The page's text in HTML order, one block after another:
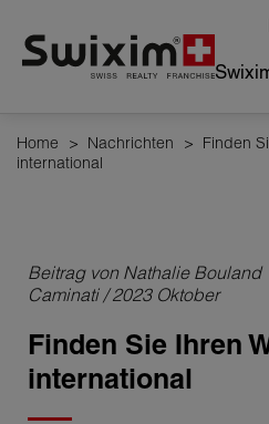
Home > Nachrichten > Finden
international
Beitrag von Nathalie Bouland
Caminati / 2023 Oktober
Finden Sie Ihren
international